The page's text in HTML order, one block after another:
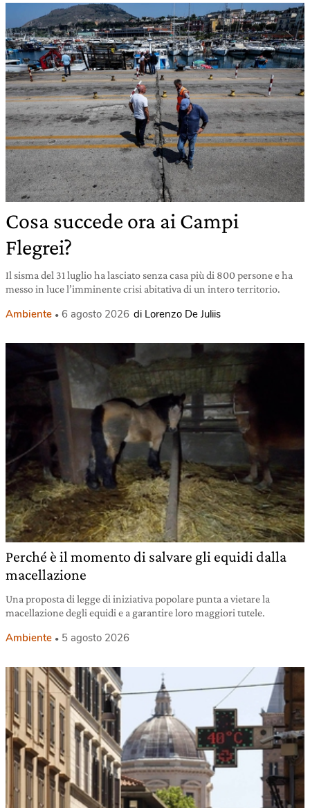
Cosa succede ora ai Campi
Flegrei?
Il sisma del 31 luglio ha lasciato senza casa più di 800 persone e ha
messo in luce l’imminente crisi abitativa di un intero territorio.
Ambiente 6 agosto 2026 di Lorenzo De Juliis
Perché è il momento di salvare gli equidi dalla
macellazione
Una proposta di legge di iniziativa popolare punta a vietare la
macellazione degli equidi e a garantire loro maggiori tutele.
Ambiente 5 agosto 2026